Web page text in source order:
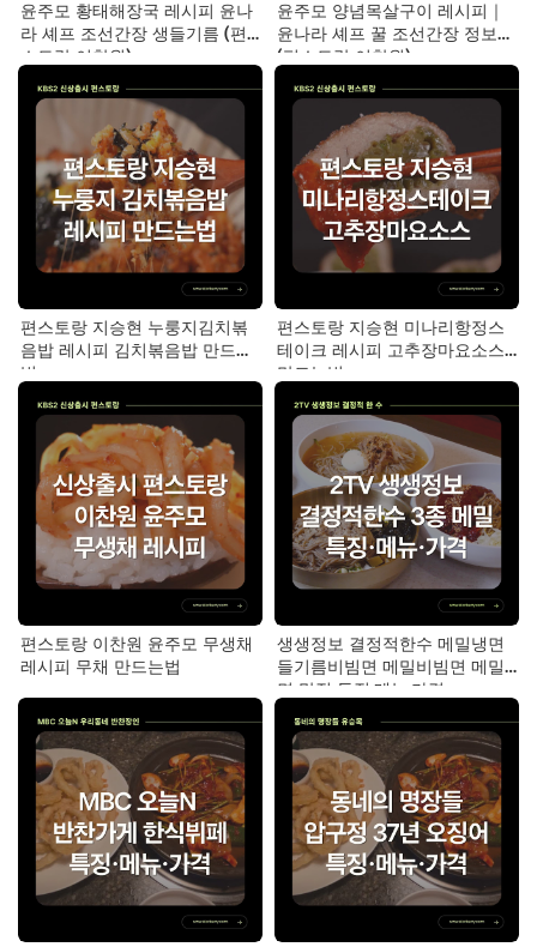
윤주모 황태해장국 레시피 윤나
라 셰프 조선간장 생들기름 (편
스토랑 이찬원)
윤주모 양념목살구이 레시피｜
윤나라 셰프 꿀 조선간장 정보
(편스토랑 이찬원)
편스토랑 지승현 누룽지김치볶
음밥 레시피 김치볶음밥 만드는
법
편스토랑 지승현 미나리항정스
테이크 레시피 고추장마요소스
만드는법
편스토랑 이찬원 윤주모 무생채
레시피 무채 만드는법
생생정보 결정적한수 메밀냉면
들기름비빔면 메밀비빔면 메밀
면 맛집 특징·메뉴·가격